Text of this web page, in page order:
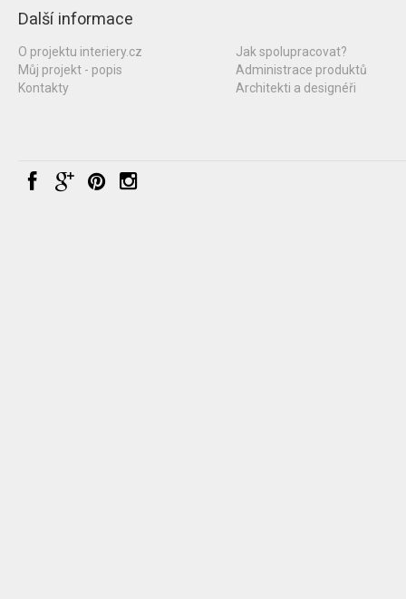
Další informace
O projektu interiery.cz
Můj projekt - popis
Kontakty
Jak spolupracovat?
Administrace produktů
Architekti a designéři